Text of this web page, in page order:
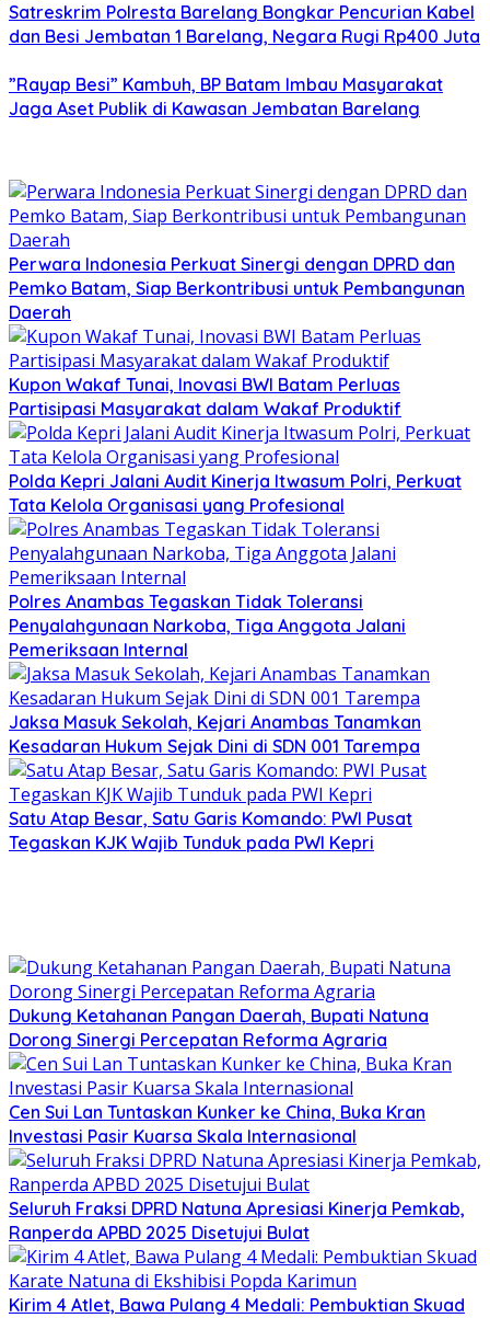
Satreskrim Polresta Barelang Bongkar Pencurian Kabel
dan Besi Jembatan 1 Barelang, Negara Rugi Rp400 Juta
”Rayap Besi” Kambuh, BP Batam Imbau Masyarakat
Jaga Aset Publik di Kawasan Jembatan Barelang
Perwara Indonesia Perkuat Sinergi dengan DPRD dan
Pemko Batam, Siap Berkontribusi untuk Pembangunan
Daerah
Kupon Wakaf Tunai, Inovasi BWI Batam Perluas
Partisipasi Masyarakat dalam Wakaf Produktif
Polda Kepri Jalani Audit Kinerja Itwasum Polri, Perkuat
Tata Kelola Organisasi yang Profesional
Polres Anambas Tegaskan Tidak Toleransi
Penyalahgunaan Narkoba, Tiga Anggota Jalani
Pemeriksaan Internal
Jaksa Masuk Sekolah, Kejari Anambas Tanamkan
Kesadaran Hukum Sejak Dini di SDN 001 Tarempa
Satu Atap Besar, Satu Garis Komando: PWI Pusat
Tegaskan KJK Wajib Tunduk pada PWI Kepri
Dukung Ketahanan Pangan Daerah, Bupati Natuna
Dorong Sinergi Percepatan Reforma Agraria
Cen Sui Lan Tuntaskan Kunker ke China, Buka Kran
Investasi Pasir Kuarsa Skala Internasional
Seluruh Fraksi DPRD Natuna Apresiasi Kinerja Pemkab,
Ranperda APBD 2025 Disetujui Bulat
Kirim 4 Atlet, Bawa Pulang 4 Medali: Pembuktian Skuad